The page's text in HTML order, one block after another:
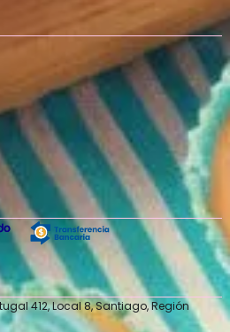
412, Local 8, Santiago, Región